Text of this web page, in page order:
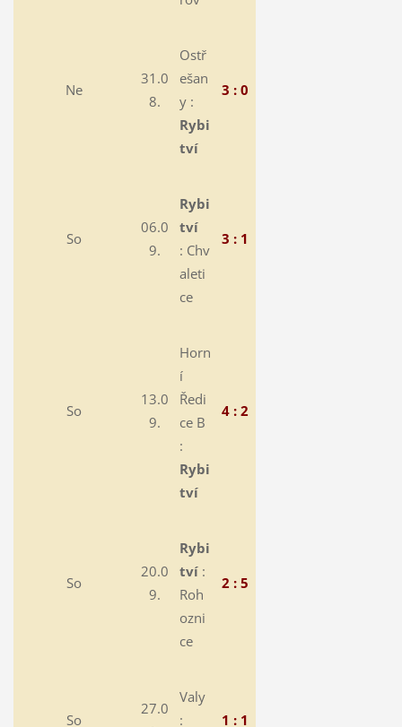
Ne
31.0
8.
Ostř
ešan
y :
Rybi
tví
3 : 0
So
06.0
9.
Rybi
tví
: Chv
aleti
ce
3 : 1
So
13.0
9.
Horn
í
Ředi
ce B
:
Rybi
tví
4 : 2
So
20.0
9.
Rybi
tví :
Roh
ozni
ce
2 : 5
So
27.0
Valy
:
1 : 1